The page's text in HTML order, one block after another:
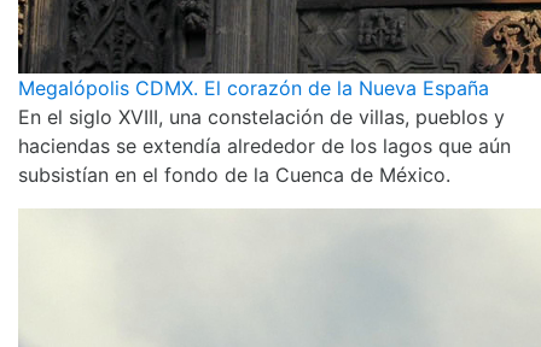
Megalópolis CDMX. El corazón de la Nueva España
En el siglo XVIII, una constelación de villas, pueblos y
haciendas se extendía alrededor de los lagos que aún
subsistían en el fondo de la Cuenca de México.